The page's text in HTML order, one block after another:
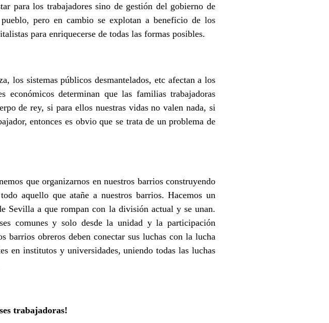
para los trabajadores sino de gestión del gobierno de
pero en cambio se explotan a beneficio de los
para enriquecerse de todas las formas posibles.
los sistemas públicos desmantelados, etc afectan a los
determinan que las familias trabajadoras
de rey, si para ellos nuestras vidas no valen nada, si
entonces es obvio que se trata de un problema de
que organizarnos en nuestros barrios construyendo
aquello que atañe a nuestros barrios. Hacemos un
Sevilla a que rompan con la división actual y se unan.
comunes y solo desde la unidad y la participación
barrios obreros deben conectar sus luchas con la lucha
en institutos y universidades, uniendo todas las luchas
trabajadoras!